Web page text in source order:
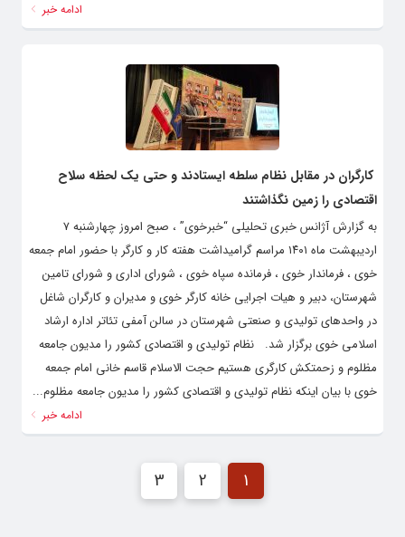
ادامه خبر
کارگران در مقابل نظام سلطه ایستادند و حتی یک لحظه سلاح
اقتصادی را زمین نگذاشتند
به گزارش آژانس خبری تحلیلی “خبرخوی” ، صبح امروز چهارشنبه ۷
اردیبهشت ماه ۱۴۰۱ مراسم گرامیداشت هفته کار و کارگر با حضور امام جمعه
خوی ، فرماندار خوی ، فرمانده سپاه خوی ، شورای اداری و شورای تامین
شهرستان، دبیر و هیات اجرایی خانه کارگر خوی و مدیران و کارگران شاغل
در واحدهای تولیدی و صنعتی شهرستان در سالن آمفی تئاتر اداره ارشاد
اسلامی خوی برگزار شد. نظام تولیدی و اقتصادی کشور را مدیون جامعه
مظلوم و زحمتکش کارگری هستیم حجت الاسلام قاسم خانی امام جمعه
خوی با بیان اینکه نظام تولیدی و اقتصادی کشور را مدیون جامعه مظلوم...
ادامه خبر
1
2
3